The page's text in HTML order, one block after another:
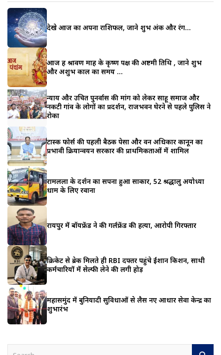
देखे आज का अपना राशिफल, जाने शुभ अंक और रंग…
आज हैं श्रावण माह के कृष्ण पक्ष की अष्टमी तिथि , जाने शुभ
और अशुभ काल का समय …
न्याय और उचित पुनर्वास की मांग को लेकर साहू समाज और
नकटी गांव के लोगों का प्रदर्शन, राजभवन घेरने से पहले पुलिस ने
रोका
टास्क फोर्स की पहली बैठक पेसा और वन अधिकार कानून का
प्रभावी क्रियान्वयन सरकार की प्राथमिकताओं में शामिल
रामलला के दर्शन का सपना हुआ साकार, 52 श्रद्धालु अयोध्या
धाम के लिए रवाना
रायपुर में बॉयफ्रेंड ने की गर्लफ्रेंड की हत्या, आरोपी गिरफ्तार
क्रिकेट से ब्रेक मिलते ही RBI दफ्तर पहुंचे ईशान किशन, साथी
कर्मचारियों में सेल्फी लेने की लगी होड़
महासमुंद में बुनियादी सुविधाओं से लैस नए आधार सेवा केन्द्र का
शुभारंभ